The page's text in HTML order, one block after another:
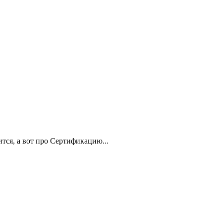
а вот про Сертификацию...